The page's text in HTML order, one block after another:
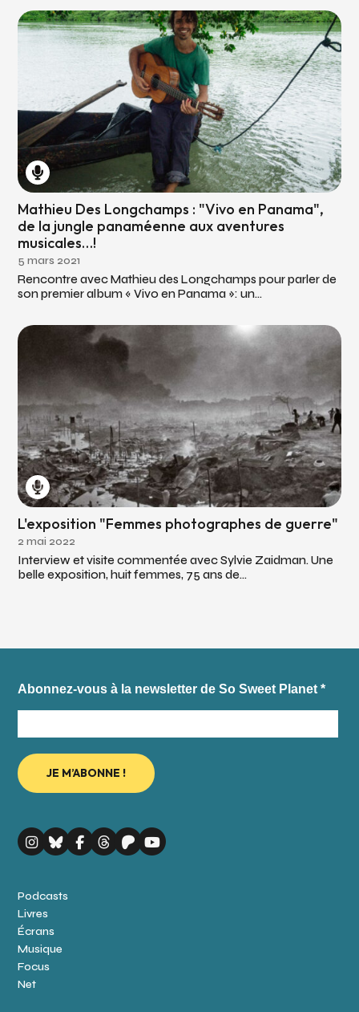
Mathieu Des Longchamps : "Vivo en Panama",
de la jungle panaméenne aux aventures
musicales…!
5 mars 2021
Rencontre avec Mathieu des Longchamps pour parler de
son premier album « Vivo en Panama »: un...
L'exposition "Femmes photographes de guerre"
2 mai 2022
Interview et visite commentée avec Sylvie Zaidman. Une
belle exposition, huit femmes, 75 ans de...
Abonnez-vous à la newsletter de So Sweet Planet*
Podcasts
Livres
Écrans
Musique
Focus
Net